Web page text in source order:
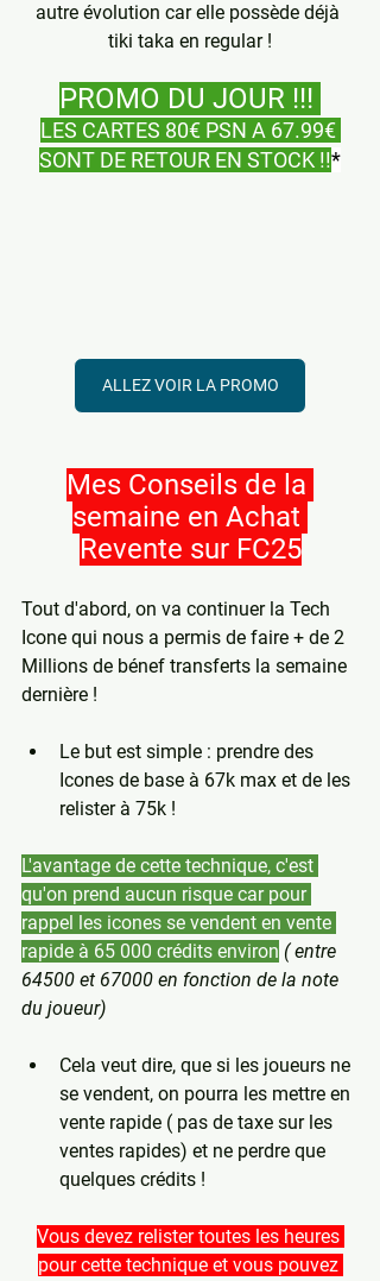
autre évolution car elle possède déjà
tiki taka en regular !
PROMO DU JOUR !!!
LES CARTES 80€ PSN A 67.99€
SONT DE RETOUR EN STOCK !!*
ALLEZ VOIR LA PROMO
Mes Conseils de la
semaine en Achat
Revente sur FC25
Tout d'abord, on va continuer la Tech
Icone qui nous a permis de faire + de 2
Millions de bénef transferts la semaine
dernière !
Le but est simple : prendre des
Icones de base à 67k max et de les
relister à 75k !
L'avantage de cette technique, c'est
qu'on prend aucun risque car pour
rappel les icones se vendent en vente
rapide à 65 000 crédits environ ( entre
64500 et 67000 en fonction de la note
du joueur)
Cela veut dire, que si les joueurs ne
se vendent, on pourra les mettre en
vente rapide ( pas de taxe sur les
ventes rapides) et ne perdre que
quelques crédits !
Vous devez relister toutes les heures
pour cette technique et vous pouvez